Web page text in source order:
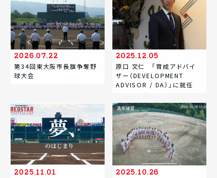
2026.07.22
第34回東大阪市長旗争奪野
球大会
2025.12.05
原口 文仁 「育成アドバイ
ザー（DEVELOPMENT
ADVISOR / DA）」に就任
2025.11.01
2025.10.26